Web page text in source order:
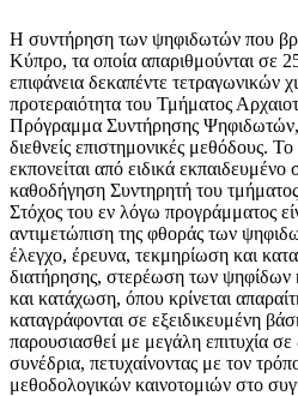
Η συντήρηση των ψηφιδωτών που
Κύπρο, τα οποία απαριθμούνται σε
επιφάνεια δεκαπέντε τετραγωνικών
προτεραιότητα του Τμήματος
Πρόγραμμα Συντήρησης Ψηφιδωτών,
διεθνείς επιστημονικές μεθόδους.
εκπονείται από ειδικά εκπαιδευμένο
καθοδήγηση Συντηρητή του
Στόχος του εν λόγω προγράμματος
αντιμετώπιση της φθοράς των
έλεγχο, έρευνα, τεκμηρίωση και
διατήρησης, στερέωση των ψηφίδων
και κατάχωση, όπου κρίνεται
καταγράφονται σε εξειδικευμένη
παρουσιασθεί με μεγάλη επιτυχία σε
συνέδρια, πετυχαίνοντας με τον
μεθοδολογικών καινοτομιών στο